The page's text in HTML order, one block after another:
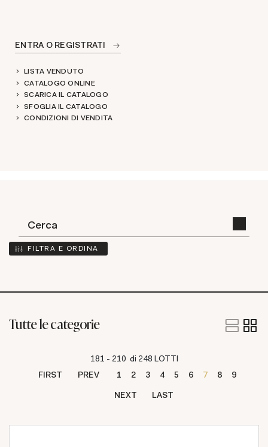
ENTRA O REGISTRATI
LISTA VENDUTO
CATALOGO ONLINE
SCARICA IL CATALOGO
SFOGLIA IL CATALOGO
CONDIZIONI DI VENDITA
FILTRA E ORDINA
Tutte le categorie
181 - 210 di 248 LOTTI
FIRST
PREV 1 2 3 4 5 6 7 8
9
NEXT
LAST